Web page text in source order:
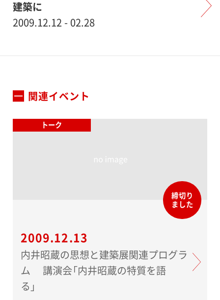
建築に
2009.12.12 - 02.28
関連イベント
トーク
締切り
ました
2009.12.13
内井昭蔵の思想と建築展関連プログラ
ム 講演会「内井昭蔵の特質を語
る」